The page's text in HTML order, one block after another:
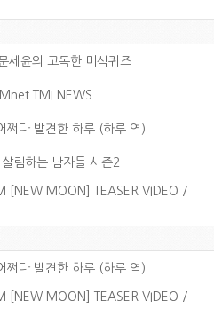
세윤의 고독한 미식퀴즈
TMI NEWS
쩌다 발견한 하루 (하루 역)
림하는 남자들 시즌2
[NEW MOON] TEASER VIDEO /
쩌다 발견한 하루 (하루 역)
[NEW MOON] TEASER VIDEO /